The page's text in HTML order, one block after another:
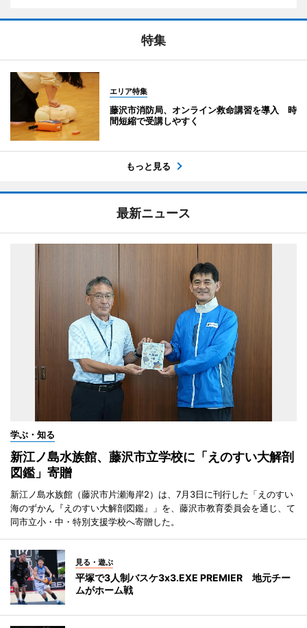
特集
エリア特集
藤沢市消防局、オンライン救命講習を導入 時
間短縮で受講しやすく
もっと見る
最新ニュース
学ぶ・知る
新江ノ島水族館、藤沢市立学校に「えのすい大解剖
図鑑」寄贈
新江ノ島水族館（藤沢市片瀬海岸2）は、7月3日に刊行した「えのすい
海のずかん『えのすい大解剖図鑑』」を、藤沢市教育委員会を通じ、て
同市立小・中・特別支援学校へ寄贈した。
見る・遊ぶ
平塚で3人制バスケ3x3.EXE PREMIER 地元チー
ムがホーム戦